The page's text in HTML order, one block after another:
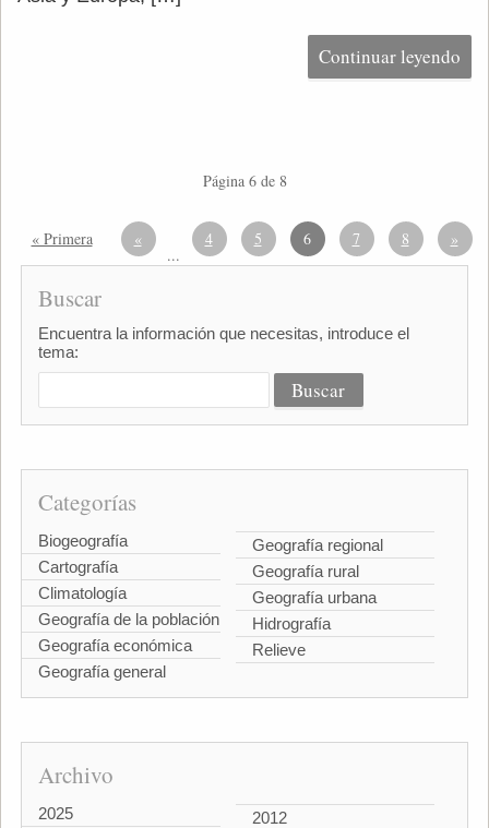
Continuar leyendo
Página 6 de 8
« Primera «
...
4 5 6 7 8 »
Buscar
Encuentra la información que necesitas, introduce el
tema:
Categorías
Biogeografía
Cartografía
Climatología
Geografía de la población
Geografía económica
Geografía general
Geografía regional
Geografía rural
Geografía urbana
Hidrografía
Relieve
Archivo
2025 2012